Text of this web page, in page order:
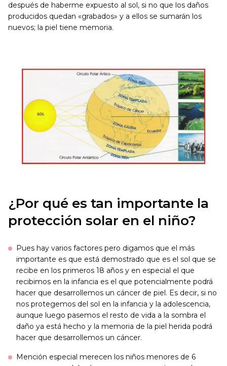
después de haberme expuesto al sol, si no que los daños
producidos quedan «grabados» y a ellos se sumarán los
nuevos; la piel tiene memoria.
¿Por qué es tan importante la
protección solar en el niño?
Pues hay varios factores pero digamos que el más
importante es que está demostrado que es el sol que se
recibe en los primeros 18 años y en especial el que
recibimos en la infancia es el que potencialmente podrá
hacer que desarrollemos un cáncer de piel. Es decir, si no
nos protegemos del sol en la infancia y la adolescencia,
aunque luego pasemos el resto de vida a la sombra el
daño ya está hecho y la memoria de la piel herida podrá
hacer que desarrollemos un cáncer.
Mención especial merecen los niños menores de 6